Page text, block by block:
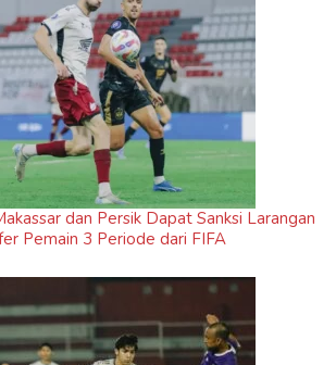
dan Persik Dapat Sanksi Larangan
Pemain 3 Periode dari FIFA